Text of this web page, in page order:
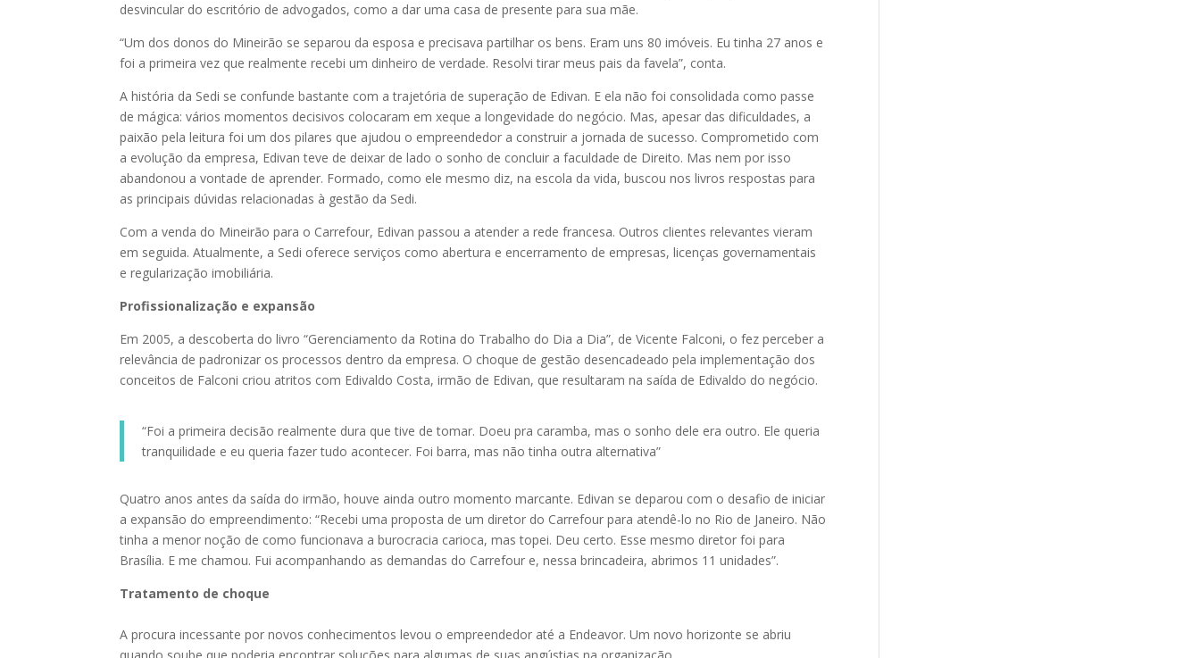
desvincular do escritório de advogados, como a dar uma casa de presente para sua mãe.
“Um dos donos do Mineirão se separou da esposa e precisava partilhar os bens. Eram uns 80 imóveis. Eu tinha 27 anos e
foi a primeira vez que realmente recebi um dinheiro de verdade. Resolvi tirar meus pais da favela”, conta.
A história da Sedi se confunde bastante com a trajetória de superação de Edivan. E ela não foi consolidada como passe
de mágica: vários momentos decisivos colocaram em xeque a longevidade do negócio. Mas, apesar das dificuldades, a
paixão pela leitura foi um dos pilares que ajudou o empreendedor a construir a jornada de sucesso. Comprometido com
a evolução da empresa, Edivan teve de deixar de lado o sonho de concluir a faculdade de Direito. Mas nem por isso
abandonou a vontade de aprender. Formado, como ele mesmo diz, na escola da vida, buscou nos livros respostas para
as principais dúvidas relacionadas à gestão da Sedi.
Com a venda do Mineirão para o Carrefour, Edivan passou a atender a rede francesa. Outros clientes relevantes vieram
em seguida. Atualmente, a Sedi oferece serviços como abertura e encerramento de empresas, licenças governamentais
e regularização imobiliária.
Profissionalização e expansão
Em 2005, a descoberta do livro “Gerenciamento da Rotina do Trabalho do Dia a Dia”, de Vicente Falconi, o fez perceber a
relevância de padronizar os processos dentro da empresa. O choque de gestão desencadeado pela implementação dos
conceitos de Falconi criou atritos com Edivaldo Costa, irmão de Edivan, que resultaram na saída de Edivaldo do negócio.
“Foi a primeira decisão realmente dura que tive de tomar. Doeu pra caramba, mas o sonho dele era outro. Ele queria
tranquilidade e eu queria fazer tudo acontecer. Foi barra, mas não tinha outra alternativa”
Quatro anos antes da saída do irmão, houve ainda outro momento marcante. Edivan se deparou com o desafio de iniciar
a expansão do empreendimento: “Recebi uma proposta de um diretor do Carrefour para atendê-lo no Rio de Janeiro. Não
tinha a menor noção de como funcionava a burocracia carioca, mas topei. Deu certo. Esse mesmo diretor foi para
Brasília. E me chamou. Fui acompanhando as demandas do Carrefour e, nessa brincadeira, abrimos 11 unidades”.
Tratamento de choque
A procura incessante por novos conhecimentos levou o empreendedor até a Endeavor. Um novo horizonte se abriu